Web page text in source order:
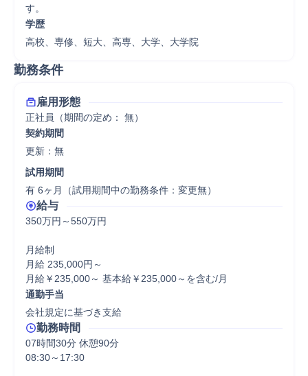
す。
学歴
高校、専修、短大、高専、大学、大学院
勤務条件
雇用形態
正社員（期間の定め： 無）
契約期間
更新：無
試用期間
有 6ヶ月（試用期間中の勤務条件：変更無）
給与
350万円～550万円
月給制
月給 235,000円～
月給￥235,000～ 基本給￥235,000～を含む/月
通勤手当
会社規定に基づき支給
勤務時間
07時間30分 休憩90分
08:30～17:30